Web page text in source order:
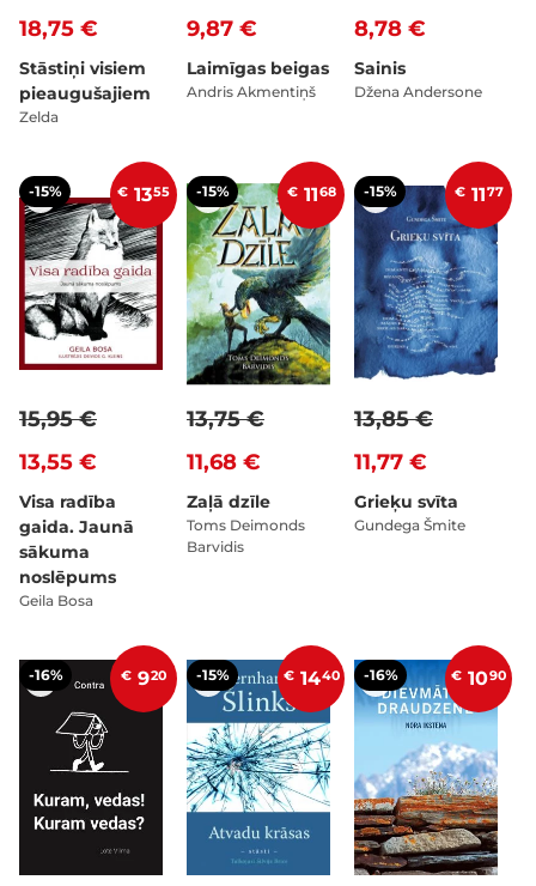
18,75 €
Stāstiņi visiem
pieaugušajiem
Zelda
9,87 €
Laimīgas beigas
Andris Akmentiņš
8,78 €
Sainis
Džena Andersone
-15% € 1355
13,55 €
15,95 €
Visa radība
gaida. Jaunā
sākuma
noslēpums
Geila Bosa
-15% € 1168
11,68 €
13,75 €
Zaļā dzīle
Toms Deimonds
Barvidis
-15% € 1177
11,77 €
13,85 €
Grieķu svīta
Gundega Šmite
-16% € 920 -15% € 1440 -16% € 1090